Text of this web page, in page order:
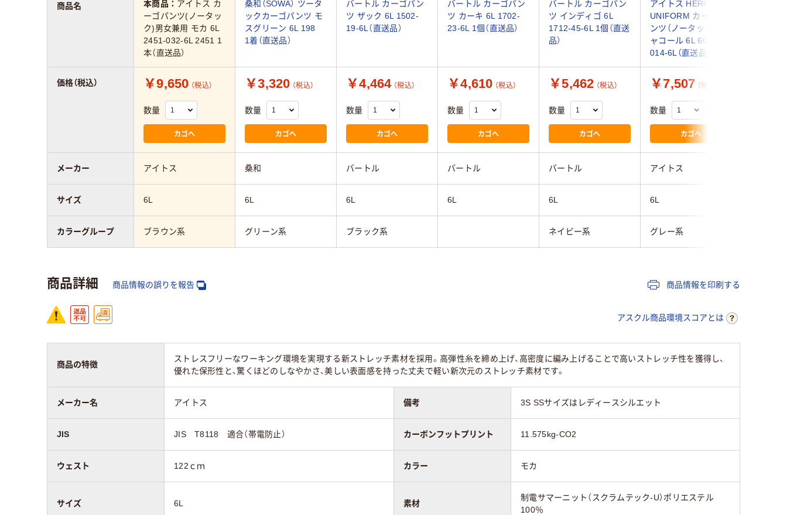
本商品： アイトス カ
ーゴパンツ(ノータッ
ク)男女兼用 モカ 6L
2451-032-6L 2451 1
本（直送品）
桑和（SOWA） ツータ
ックカーゴパンツ モ
スグリーン 6L 198
1着（直送品）
バートル カーゴパン
ツ ザック 6L 1502-
19-6L（直送品）
バートル カーゴパン
ツ カーキ 6L 1702-
23-6L 1個（直送品）
バートル カーゴパン
ツ インディゴ 6L
1712-45-6L 1個（直送
品）
アイトス HERO’S
UNIFORM カーゴパ
ンツ（ノータック） チ
ャコール 6L 60751-
014-6L（直送品）
￥9,650 （税込）
数量
カゴへ
￥3,320 （税込）
数量
カゴへ
￥4,464 （税込）
数量
カゴへ
￥4,610 （税込）
数量
カゴへ
￥5,462 （税込）
数量
カゴへ
￥7,507 （税込）
数量
カゴへ
アイトス 桑和 バートル バートル バートル アイトス
6L 6L 6L 6L 6L 6L
ブラウン系 グリーン系 ブラック系 ネイビー系 グレー系
商品名
価格（税込）
メーカー
サイズ
カラーグループ
商品詳細 商品情報の誤りを報告 商品情報を印刷する
アスクル商品環境スコアとは
商品の特徴
ストレスフリーなワーキング環境を実現する新ストレッチ素材を採用。高弾性糸を締め上げ、高密度に編み上げることで高いストレッチ性を獲得し、
優れた保形性と、驚くほどのしなやかさ、美しい表面感を持った丈夫で軽い新次元のストレッチ素材です。
メーカー名 アイトス 備考 3S SSサイズはレディースシルエット
JIS JIS T8118 適合（帯電防止） カーボンフットプリント 11.575kg-CO2
ウェスト 122ｃｍ カラー モカ
サイズ 6L 素材
制電サマーニット（スクラムテック-U）ポリエステル
100％